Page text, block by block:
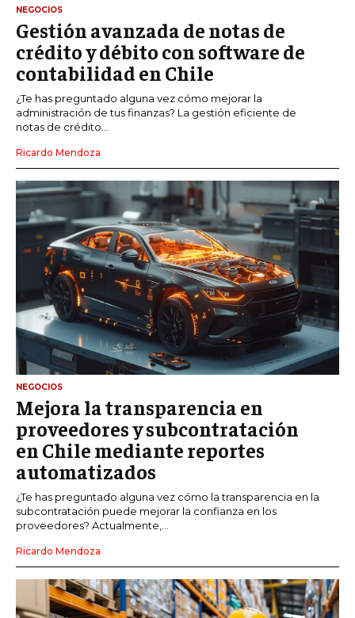
NEGOCIOS
Gestión avanzada de notas de
crédito y débito con software de
contabilidad en Chile
¿Te has preguntado alguna vez cómo mejorar la
administración de tus finanzas? La gestión eficiente de
notas de crédito...
Ricardo Mendoza
NEGOCIOS
Mejora la transparencia en
proveedores y subcontratación
en Chile mediante reportes
automatizados
¿Te has preguntado alguna vez cómo la transparencia en la
subcontratación puede mejorar la confianza en los
proveedores? Actualmente,...
Ricardo Mendoza